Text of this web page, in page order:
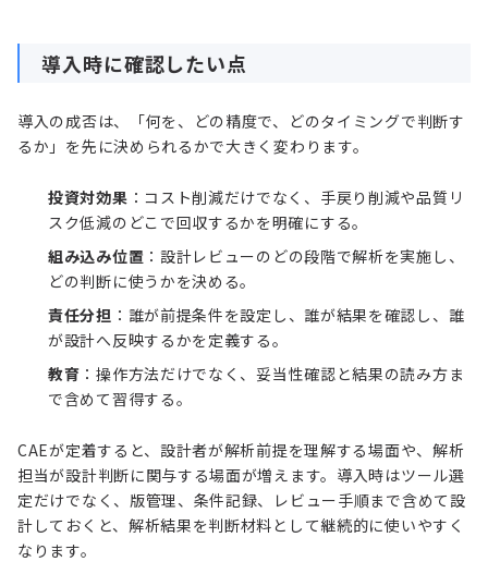
導入時に確認したい点
導入の成否は、「何を、どの精度で、どのタイミングで判断す
るか」を先に決められるかで大きく変わります。
投資対効果 ：コスト削減だけでなく、手戻り削減や品質リ
スク低減のどこで回収するかを明確にする。
組み込み位置 ：設計レビューのどの段階で解析を実施し、
どの判断に使うかを決める。
責任分担 ：誰が前提条件を設定し、誰が結果を確認し、誰
が設計へ反映するかを定義する。
教育 ：操作方法だけでなく、妥当性確認と結果の読み方ま
で含めて習得する。
CAEが定着すると、設計者が解析前提を理解する場面や、解析
担当が設計判断に関与する場面が増えます。導入時はツール選
定だけでなく、版管理、条件記録、レビュー手順まで含めて設
計しておくと、解析結果を判断材料として継続的に使いやすく
なります。